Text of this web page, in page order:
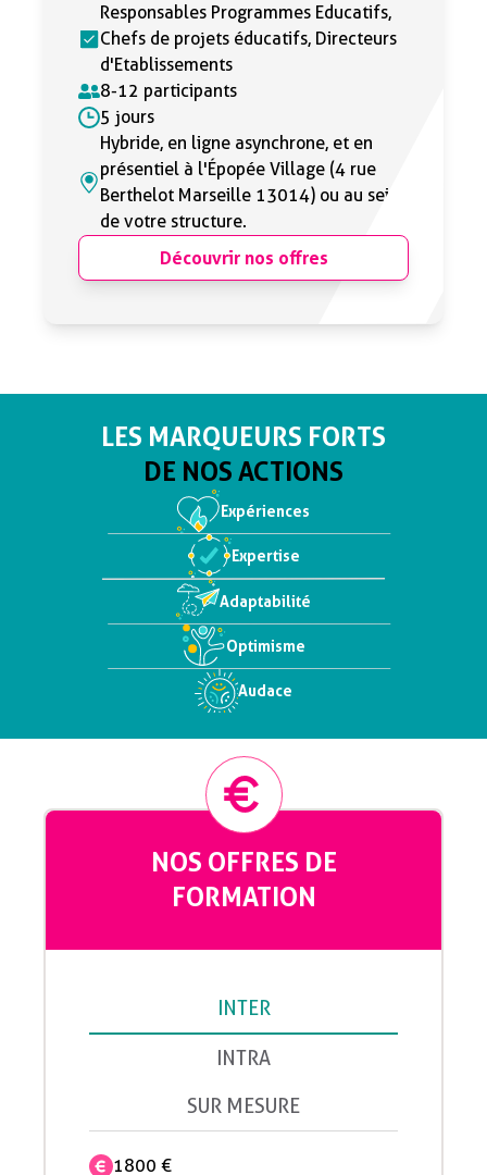
Responsables Programmes Educatifs,
Chefs de projets éducatifs, Directeurs
d'Etablissements
8-12 participants
5 jours
Hybride, en ligne asynchrone, et en
présentiel à l'Épopée Village (4 rue
Berthelot Marseille 13014) ou au sein
de votre structure.
Découvrir nos offres
LES MARQUEURS FORTS
DE NOS ACTIONS
Expériences
Expertise
Adaptabilité
Optimisme
Audace
NOS OFFRES DE
FORMATION
INTER
INTRA
SUR MESURE
1800 €